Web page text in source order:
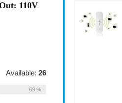
110V
Available: 26
69 %